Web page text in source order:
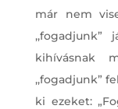
már nem
,,fogadjunk”
kihívásnak
,,fogadjunk”
ki ezeket: